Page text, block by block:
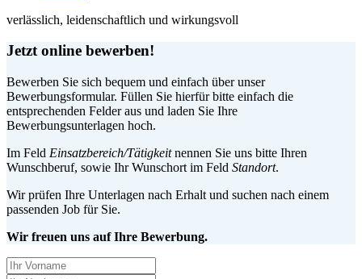
verlässlich, leidenschaftlich und wirkungsvoll
Jetzt online bewerben!
Bewerben Sie sich bequem und einfach über unser
Bewerbungsformular. Füllen Sie hierfür bitte einfach die
entsprechenden Felder aus und laden Sie Ihre
Bewerbungsunterlagen hoch.
Im Feld Einsatzbereich/Tätigkeitnennen Sie uns bitte Ihren
Wunschberuf, sowie Ihr Wunschort im Feld Standort.
Wir prüfen Ihre Unterlagen nach Erhalt und suchen nach einem
passenden Job für Sie.
Wir freuen uns auf Ihre Bewerbung.